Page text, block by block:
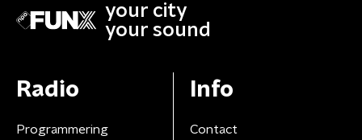
your city
your sound
Radio
Programmering
Info
Contact